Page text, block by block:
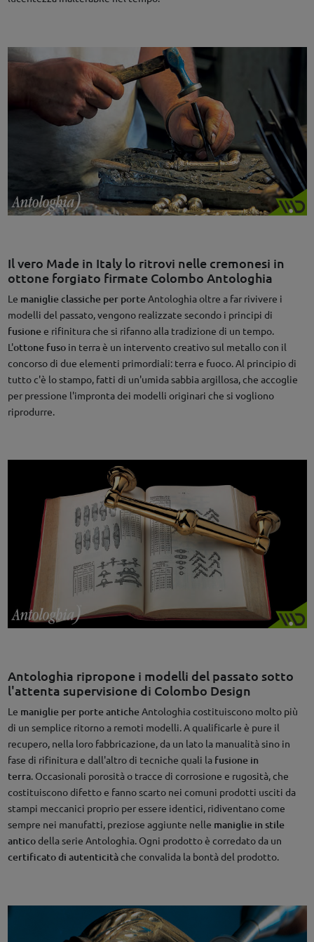
Il vero Made in Italy lo ritrovi nelle cremonesi in
ottone forgiato firmate Colombo Antologhia
Le maniglie classiche per porteAntologhia oltre a far rivivere i
modelli del passato, vengono realizzate secondo i principi di
fusionee rifinitura che si rifanno alla tradizione di un tempo.
L'ottone fusoin terra è un intervento creativo sul metallo con il
concorso di due elementi primordiali: terra e fuoco. Al principio di
tutto c'è lo stampo, fatti di un'umida sabbia argillosa, che accoglie
per pressione l'impronta dei modelli originari che si vogliono
riprodurre.
Antologhia ripropone i modelli del passato sotto
l'attenta supervisione di Colombo Design
Le maniglie per porte anticheAntologhia costituiscono molto più
di un semplice ritorno a remoti modelli. A qualificarle è pure il
recupero, nella loro fabbricazione, da un lato la manualità sino in
fase di rifinitura e dall'altro di tecniche quali la fusione in
terra. Occasionali porosità o tracce di corrosione e rugosità, che
costituiscono difetto e fanno scarto nei comuni prodotti usciti da
stampi meccanici proprio per essere identici, ridiventano come
sempre nei manufatti, preziose aggiunte nelle maniglie in stile
anticodella serie Antologhia. Ogni prodotto è corredato da un
certificato di autenticitàche convalida la bontà del prodotto.